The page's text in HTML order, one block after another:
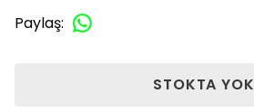
Paylaş:
STOKTA YOK